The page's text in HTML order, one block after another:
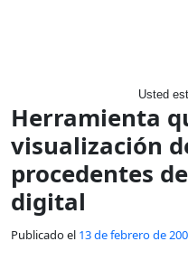
Usted
Herramienta
visualización
procedentes
digital
Publicado el 13 de febrero de